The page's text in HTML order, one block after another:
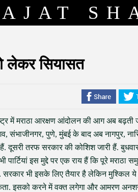
लेकर सियासत
में मराठा आरक्षण आंदोलन की आग अब बढ़ती
संभाजीनगर, पुणे, मुंबई के बाद अब नागपुर,
हैं. दूसरी तरफ सरकार की कोशिश जारी हैं.
पार्टियां इस मुद्दे पर एक राय हैं कि पूरे मराठा
सरकार भी इसके लिए तैयार है लेकिन मुश्किल
इसको करने में वक्त लगेगा और आमरण